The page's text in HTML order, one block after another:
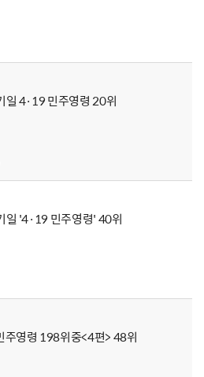
일 4·19 민주영령 20위
일 '4·19 민주영령' 40위
주영령 198위중<4편> 48위